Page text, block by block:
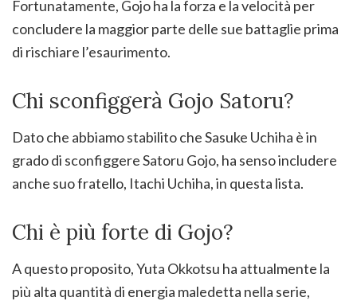
Fortunatamente, Gojo ha la forza e la velocità per
concludere la maggior parte delle sue battaglie prima
di rischiare l’esaurimento.
Chi sconfiggerà Gojo Satoru?
Dato che abbiamo stabilito che Sasuke Uchiha è in
grado di sconfiggere Satoru Gojo, ha senso includere
anche suo fratello, Itachi Uchiha, in questa lista.
Chi è più forte di Gojo?
A questo proposito, Yuta Okkotsu ha attualmente la
più alta quantità di energia maledetta nella serie,